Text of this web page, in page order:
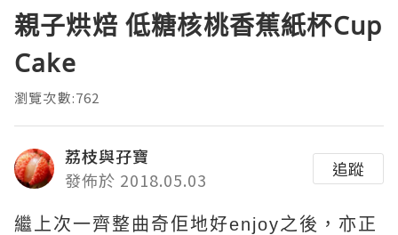
親子烘焙 低糖核桃香蕉紙杯Cup
Cake
瀏覽次數:762
荔枝與孖寶
發佈於 2018.05.03
追蹤
繼上次一齊整曲奇佢地好enjoy之後，亦正